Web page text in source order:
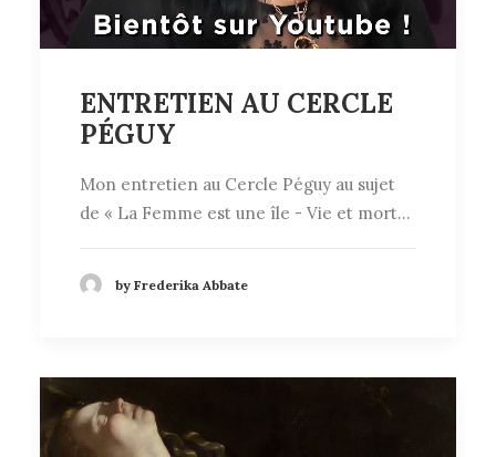
ENTRETIEN AU CERCLE
PÉGUY
Mon entretien au Cercle Péguy au sujet
de « La Femme est une île - Vie et mort…
by Frederika Abbate